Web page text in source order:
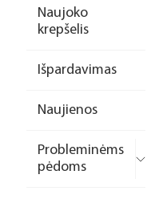
Naujoko
krepšelis
Išpardavimas
Naujienos
Probleminėms
pėdoms